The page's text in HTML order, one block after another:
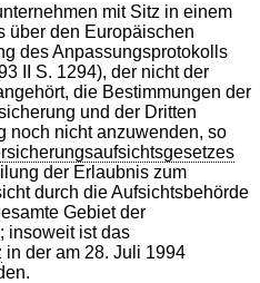
mit Sitz in einem
über den Europäischen
des Anpassungsprotokolls
II S. 1294), der nicht der
die Bestimmungen der
und der Dritten
noch nicht anzuwenden, so
der Erlaubnis zum
durch die Aufsichtsbehörde
Gebiet der
insoweit ist das
in der am 28. Juli 1994